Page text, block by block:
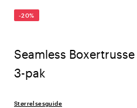
-20%
Seamless Boxertrusse
3-pak
Størrelsesguide